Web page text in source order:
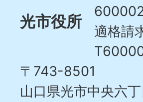
光市役所
適格請
〒743-8501
山口県光市中央六